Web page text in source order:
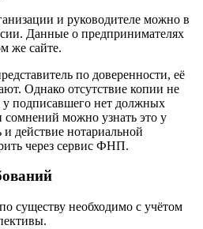
и руководителе можно в
Данные о предпринимателях
же сайте.
по доверенности, её
Однако отсутствие копии не
у подписавшего нет должных
можно узнать это у
действие нотариальной
через сервис ФНП.
существу необходимо с учётом